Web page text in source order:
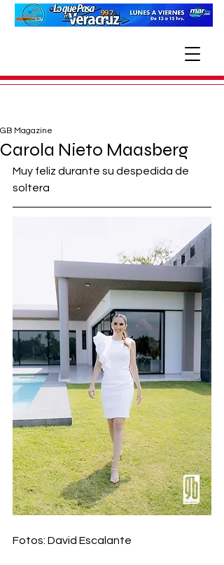
Carola Nieto Maasberg
GB Magazine
Muy feliz durante su despedida de
soltera
Fotos: David Escalante